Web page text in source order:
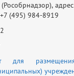
(495) 984-8919
для